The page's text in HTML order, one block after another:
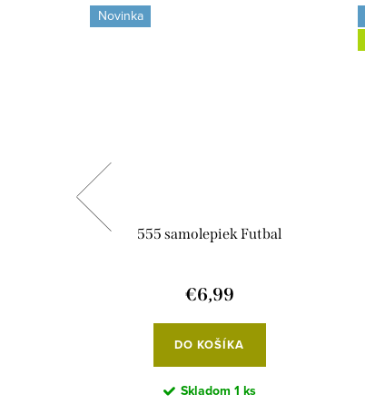
Novinka
555 samolepiek Futbal
€6,99
DO KOŠÍKA
Skladom 1 ks